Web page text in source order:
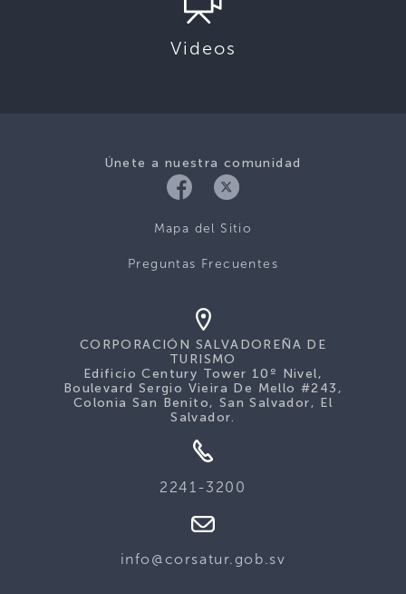
Videos
Únete a nuestra comunidad
Mapa del Sitio
Preguntas Frecuentes
CORPORACIÓN SALVADOREÑA DE
TURISMO
Edificio Century Tower 10º Nivel,
Boulevard Sergio Vieira De Mello #243,
Colonia San Benito, San Salvador, El
Salvador.
2241-3200
info@corsatur.gob.sv